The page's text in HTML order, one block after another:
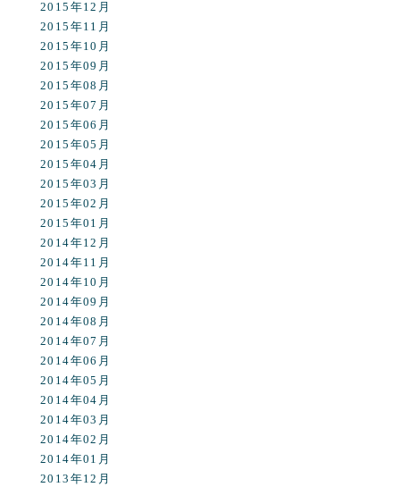
2015年12月
2015年11月
2015年10月
2015年09月
2015年08月
2015年07月
2015年06月
2015年05月
2015年04月
2015年03月
2015年02月
2015年01月
2014年12月
2014年11月
2014年10月
2014年09月
2014年08月
2014年07月
2014年06月
2014年05月
2014年04月
2014年03月
2014年02月
2014年01月
2013年12月